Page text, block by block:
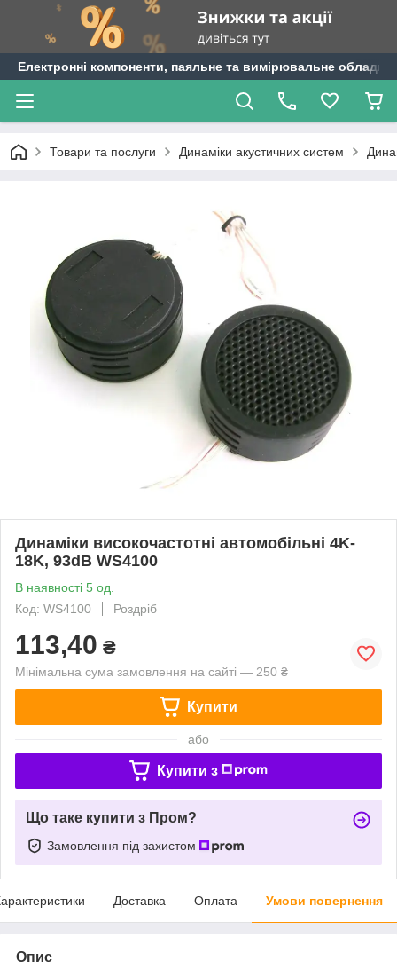
Електронні компоненти, паяльне та вимірювальне
Товари та послуги Динаміки акустичних систем
Динаміки високочастотні автомобільні 4K-
18K, 93dB WS4100
В наявності 5 од.
Код: WS4100
Роздріб
113,40 ₴
Мінімальна сума замовлення на сайті — 250 ₴
Купити
або
Купити з
Що таке купити з Пром?
Замовлення під захистом
Доставка Оплата Умови повернення
Опис